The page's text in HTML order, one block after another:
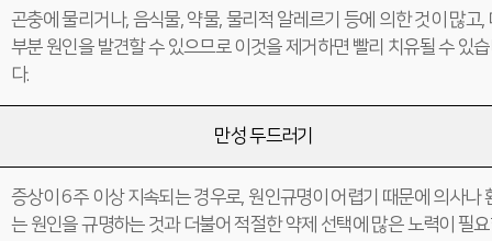
곤충에 물리거나, 음식물, 약물, 물리적 알레르기 등에 의한 것이 많고,
부분 원인을 발견할 수 있으므로 이것을 제거하면 빨리 치유될 수 있
다.
만성 두드러기
증상이 6주 이상 지속되는 경우로, 원인규명이 어렵기 때문에 의사나
는 원인을 규명하는 것과 더불어 적절한 약제 선택에 많은 노력이 필